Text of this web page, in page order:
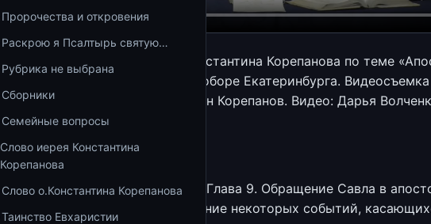
Пророчества и откровения
Раскрою я Псалтырь святую…
Рубрика не выбрана
Сборники
Семейные вопросы
Слово иерея Константина
Корепанова
Слово о.Константина Корепанова
Таинство Евхаристии
Шестая лекция священника Константина Корепанова по теме
свидетельство» в Успенском Соборе Екатеринбурга.
февраля 2021. Автор: Константин Корепанов. Видео: Дарья
Кунцендорф.
СОДЕРЖАНИЕ:
0:00 — Деяния апостолов. Глава 9. Обращение Савла в
37:49 — Гл. 9:32-35. Описание некоторых событий,